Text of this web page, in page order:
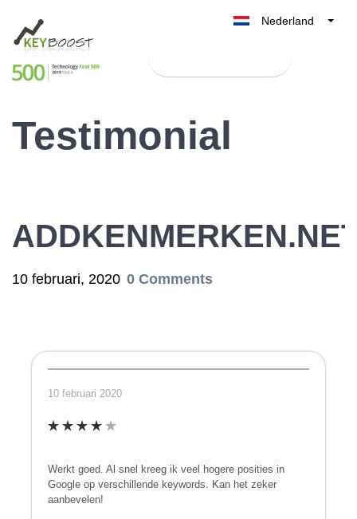
Nederland
België
Testimonial
10 februari, 2020 0 Comments
10 februari 2020
Werkt goed. Al snel kreeg ik veel hogere posities in
Google op verschillende keywords. Kan het zeker
aanbevelen!